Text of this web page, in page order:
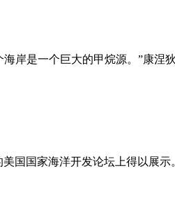
岸是一个巨大的甲烷源。”康涅
国国家海洋开发论坛上得以展示